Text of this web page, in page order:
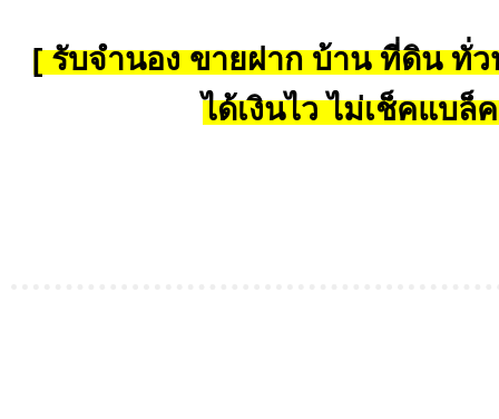
[ รับจำนอง ขายฝาก บ้าน ที่ดิน ทั่ว
ได้เงินไว ไม่เช็คแบล็